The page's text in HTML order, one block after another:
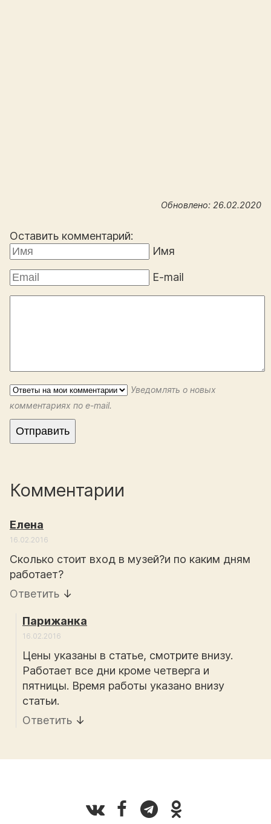
Обновлено: 26.02.2020
Оставить комментарий:
Имя
E-mail
Уведомлять о новых
комментариях по e-mail.
Комментарии
Елена
16.02.2016
Сколько стоит вход в музей?и по каким дням
работает?
Ответить ↓
Парижанка
16.02.2016
Цены указаны в статье, смотрите внизу.
Работает все дни кроме четверга и
пятницы. Время работы указано внизу
статьи.
Ответить ↓